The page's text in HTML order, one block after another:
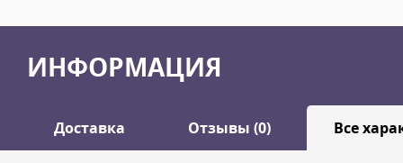
ИНФОРМАЦИЯ
Доставка Отзывы (0) Все